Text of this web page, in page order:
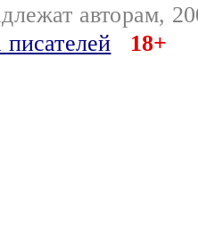
авторам,
18+